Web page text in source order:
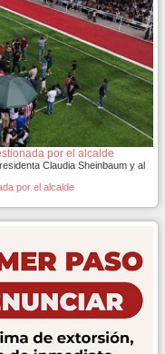
por el alcalde
Claudia Sheinbaum y al
por el alcalde